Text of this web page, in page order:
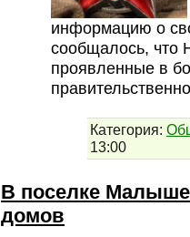
информацию о
сообщалось, что
проявленные в
Категория:
13:00
В поселке
домов